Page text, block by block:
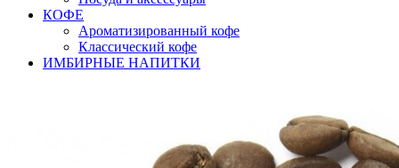
КОФЕ
Ароматизированный кофе
Классический кофе
ИМБИРНЫЕ НАПИТКИ